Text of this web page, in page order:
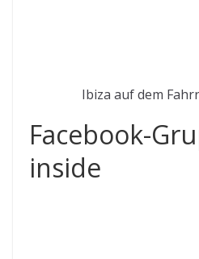
Ibiza auf dem
Facebook-
inside